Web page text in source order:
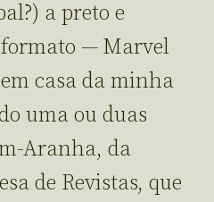
a preto e
— Marvel
casa da minha
uma ou duas
Aranha, da
de Revistas, que